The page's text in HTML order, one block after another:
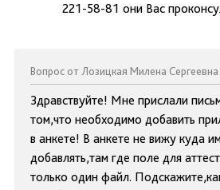
221-58-81 они Вас
Вопрос от Лозицкая Милена Сергеевна
Здравствуйте! Мне прислали
том,что необходимо добавить
в анкете! В анкете не вижу куда
добавлять,там где поле для
только один файл.